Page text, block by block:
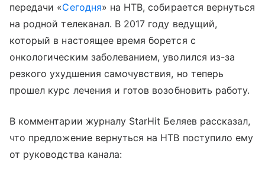
передачи «Сегодня» на НТВ, собирается вернуться
на родной телеканал. В 2017 году ведущий,
который в настоящее время борется с
онкологическим заболеванием, уволился из-за
резкого ухудшения самочувствия, но теперь
прошел курс лечения и готов возобновить работу.
В комментарии журналу StarHit Беляев рассказал,
что предложение вернуться на НТВ поступило ему
от руководства канала: